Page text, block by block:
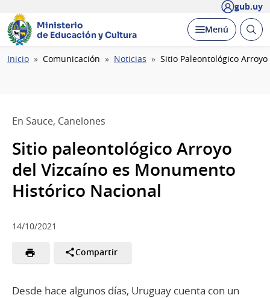
gub.uy
Ministerio
de Educación y Cultura
Desplegar
Menú Abrir
Ruta
Inicio Comunicación Noticias Sitio Paleontológico
En Sauce, Canelones
Sitio paleontológico Arroyo
del Vizcaíno es Monumento
Histórico Nacional
14/10/2021
Compartir
Desde hace algunos días, Uruguay cuenta con un